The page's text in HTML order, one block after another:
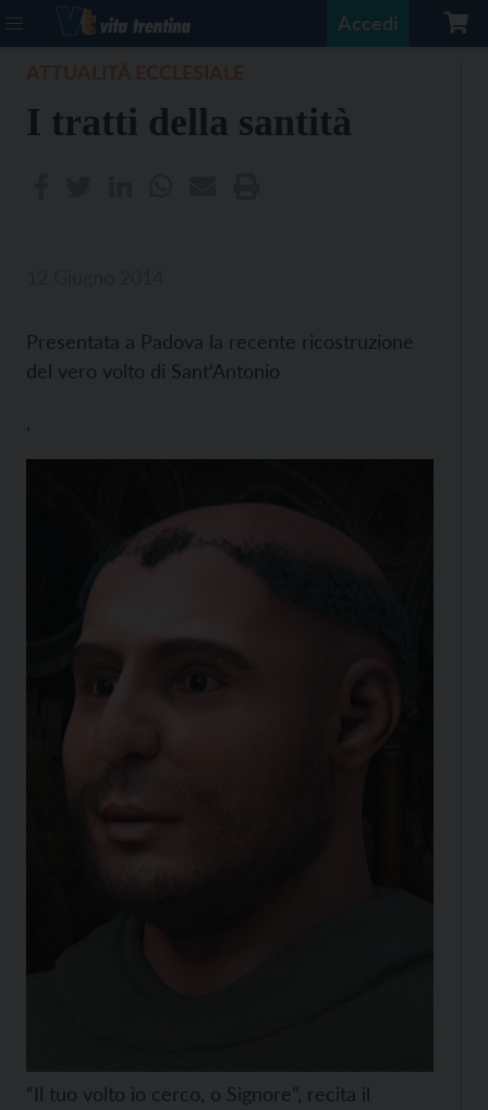
Accedi
I tratti della santità
Presentata a Padova la recente ricostruzione
del vero volto di Sant’Antonio
“Il tuo volto io cerco, o Signore”, recita il